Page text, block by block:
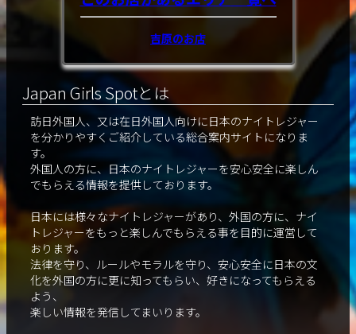
吉原のお店
Japan Girls Spotとは
訪日外国人、又は在日外国人向けに日本のナイトレジャー
を分かりやすくご紹介している総合案内サイトになりま
す。
外国人の方に、日本のナイトレジャーを安心安全に楽しん
でもらえる情報を提供しております。
日本には様々なナイトレジャーがあり、外国の方に、ナイ
トレジャーをもっと楽しんでもらえる事を目的に運営して
おります。
法律を守り、ルールやモラルを守り、安心安全に日本の文
化を外国の方に更に知ってもらい、好きになってもらえる
よう、
楽しい情報を発信してまいります。